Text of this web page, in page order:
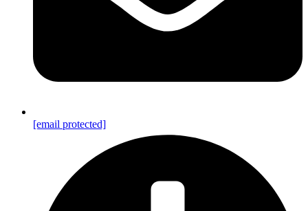
[email protected]